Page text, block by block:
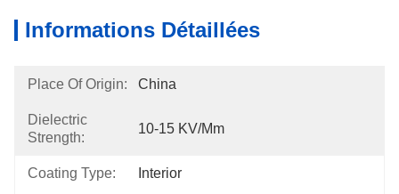
Informations Détaillées
Place Of Origin: China
Dielectric
Strength:
10-15 KV/mm
Coating Type: Interior